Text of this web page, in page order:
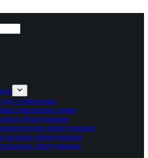
и инвентарь
химия
оборудование
оборудование
оборудование
оборудование